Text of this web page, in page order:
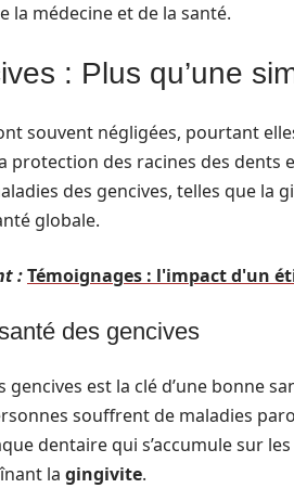
la médecine et de la santé.
: Plus qu’une
souvent négligées, pourtant
protection des racines des
des gencives, telles que la
globale.
:Témoignages : l'impact d'un
des gencives
gencives est la clé d’une bonne
souffrent de maladies
dentaire qui s’accumule sur
la gingivite.